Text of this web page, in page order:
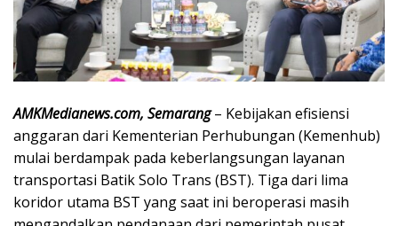
AMKMedianews.com, Semarang– Kebijakan efisiensi
anggaran dari Kementerian Perhubungan (Kemenhub)
mulai berdampak pada keberlangsungan layanan
transportasi Batik Solo Trans (BST). Tiga dari lima
koridor utama BST yang saat ini beroperasi masih